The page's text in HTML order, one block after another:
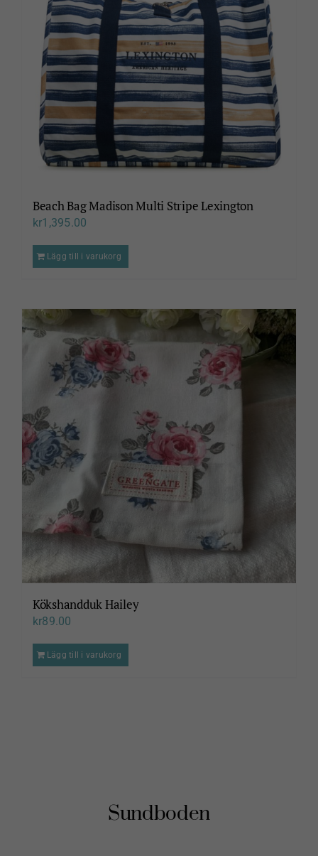
Beach Bag Madison Multi Stripe Lexington
kr1,395.00
Lägg till i varukorg
Kökshandduk Hailey
kr89.00
Lägg till i varukorg
Sundboden